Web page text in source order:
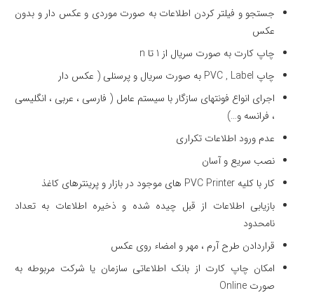
جستجو و فیلتر کردن اطلاعات به صورت موردی و عکس دار و بدون
عکس
چاپ كارت به صورت سریال از 1 تا n
چاپ PVC , Label به صورت سریال و پرسنلی ( عکس دار
اجرای انواع فونتهای سازگار با سیستم عامل ( فارسی ، عربی ، انگلیسی
، فرانسه و…)
عدم ورود اطلاعات تكراری
نصب سریع و آسان
کار با کلیه PVC Printer های موجود در بازار و پرینترهای کاغذ
بازیابی اطلاعات از قبل چیده شده و ذخیره اطلاعات به تعداد
نامحدود
قراردادن طرح آرم ، مهر و امضاء روی عكس
امکان چاپ کارت از بانک اطلاعاتی سازمان یا شرکت مربوطه به
صورت Online